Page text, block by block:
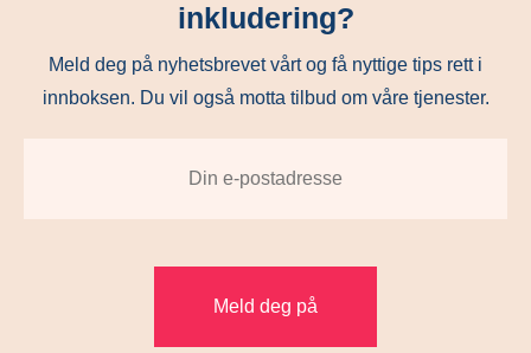
inkludering?
Meld deg på nyhetsbrevet vårt og få nyttige tips rett i
innboksen. Du vil også motta tilbud om våre tjenester.